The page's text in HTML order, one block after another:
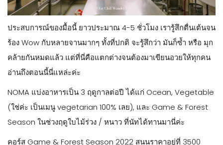
ประสบการณ์ของมื้อนี้ ยาวประมาณ 4-5 ชั่วโมง เรารู้สึกตื่นเต้นจน
ร้อง Wow กับหลายจานมากๆ ทั้งที่ปกติ จะรู้สึกว่า มันก็ซ้ำ หรือ มุก
คล้ายกันหมดแล้ว แต่ที่นี่คือแตกต่างจนต้องมาเขียนอวยให้ทุกคน
อ่านถึงตอนนี้นี่แหล่ะค่ะ
NOMA แบ่งอาหารเป็น 3 ฤดูกาลต่อปี ได้แก่ Ocean, Vegetable
(ใช่ค่ะ เป็นเมนู vegetarian 100% เลย), และ Game & Forest
Season ในช่วงฤดูใบไม้ร่วง / หนาว ที่นัทได้ทานมานี่ค่ะ
คอร์ส Game & Forest Season 2022 สนนราคาอยู่ที่ 3500